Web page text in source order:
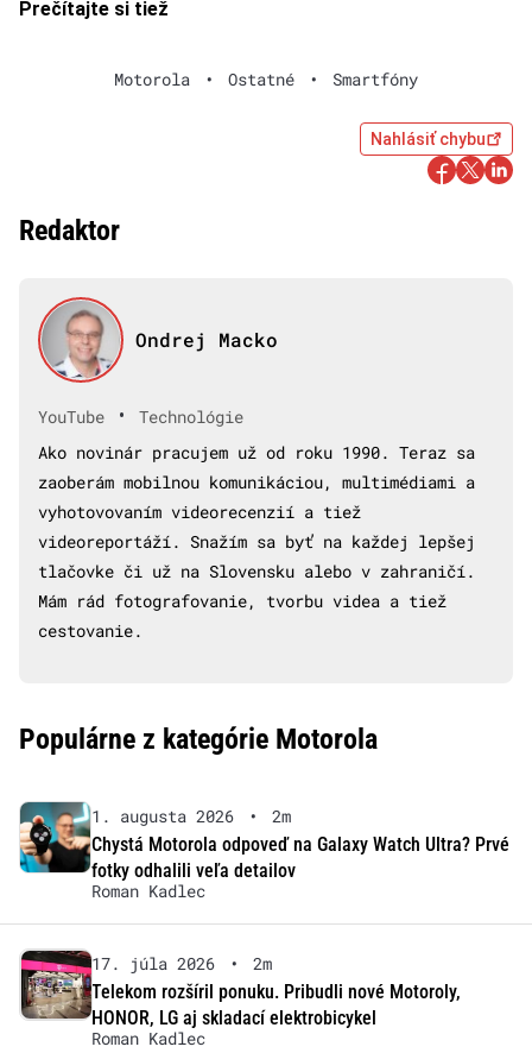
Prečítajte si tiež
Motorola • Ostatné • Smartfóny
Nahlásiť chybu
Redaktor
Ondrej Macko
YouTube •
Technológie
Ako novinár pracujem už od roku 1990. Teraz sa
zaoberám mobilnou komunikáciou, multimédiami a
vyhotovovaním videorecenzií a tiež
videoreportáží. Snažím sa byť na každej lepšej
tlačovke či už na Slovensku alebo v zahraničí.
Mám rád fotografovanie, tvorbu videa a tiež
cestovanie.
Populárne z kategórie Motorola
1. augusta 2026 •
2m
Chystá Motorola odpoveď na Galaxy Watch Ultra? Prvé
fotky odhalili veľa detailov
Roman Kadlec
17. júla 2026 •
2m
Telekom rozšíril ponuku. Pribudli nové Motoroly,
HONOR, LG aj skladací elektrobicykel
Roman Kadlec